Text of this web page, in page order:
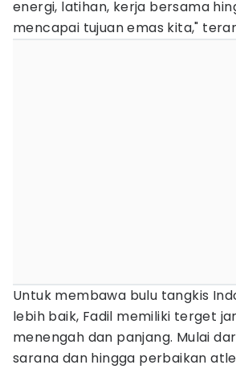
energi, latihan, kerja bersama
mencapai tujuan emas kita,"
Untuk membawa bulu tangkis
lebih baik, Fadil memiliki terget
menengah dan panjang. Mulai
sarana dan hingga perbaikan